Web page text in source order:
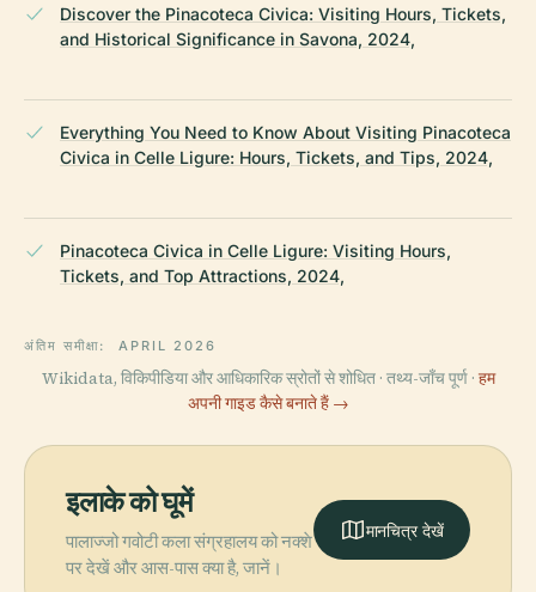
Discover the Pinacoteca Civica: Visiting Hours, Tickets,
and Historical Significance in Savona, 2024,
Everything You Need to Know About Visiting Pinacoteca
Civica in Celle Ligure: Hours, Tickets, and Tips, 2024,
Pinacoteca Civica in Celle Ligure: Visiting Hours,
Tickets, and Top Attractions, 2024,
अंतिम समीक्षा: APRIL 2026
Wikidata, विकिपीडिया और आधिकारिक स्रोतों से शोधित · तथ्य-जाँच पूर्ण · हम
अपनी गाइड कैसे बनाते हैं →
इलाके को घूमें
पालाज्जो गवोटी कला संग्रहालय को नक्शे
पर देखें और आस-पास क्या है, जानें।
मानचित्र देखें